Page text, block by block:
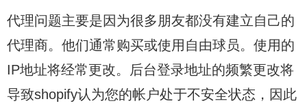
代理问题主要是因为很多朋友都没有建立自己的
代理商。他们通常购买或使用自由球员。使用的
IP地址将经常更改。后台登录地址的频繁更改将
导致shopify认为您的帐户处于不安全状态，因此